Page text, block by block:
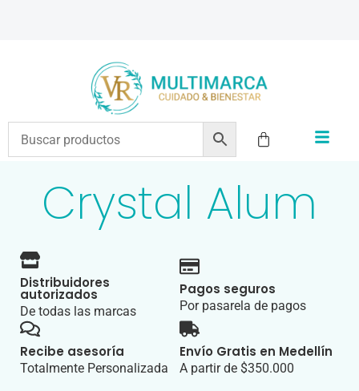
Crystal Alum
Distribuidores
autorizados
De todas las marcas
Pagos seguros
Por pasarela de pagos
Recibe asesoría
Totalmente Personalizada
Envío Gratis en Medellín
A partir de $350.000